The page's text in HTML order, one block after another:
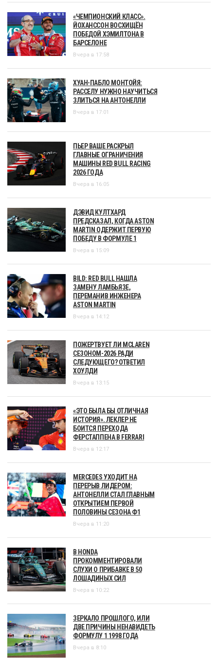
«ЧЕМПИОНСКИЙ КЛАСС».
ЙОХАНССОН ВОСХИЩЁН
ПОБЕДОЙ ХЭМИЛТОНА В
БАРСЕЛОНЕ
Вчера в 17:58
ХУАН-ПАБЛО МОНТОЙЯ:
РАССЕЛУ НУЖНО НАУЧИТЬСЯ
ЗЛИТЬСЯ НА АНТОНЕЛЛИ
Вчера в 17:01
ПЬЕР ВАШЕ РАСКРЫЛ
ГЛАВНЫЕ ОГРАНИЧЕНИЯ
МАШИНЫ RED BULL RACING
2026 ГОДА
Вчера в 16:05
ДЭВИД КУЛТХАРД
ПРЕДСКАЗАЛ, КОГДА ASTON
MARTIN ОДЕРЖИТ ПЕРВУЮ
ПОБЕДУ В ФОРМУЛЕ 1
Вчера в 15:09
BILD: RED BULL НАШЛА
ЗАМЕНУ ЛАМБЬЯЗЕ,
ПЕРЕМАНИВ ИНЖЕНЕРА
ASTON MARTIN
Вчера в 14:12
ПОЖЕРТВУЕТ ЛИ MCLAREN
СЕЗОНОМ-2026 РАДИ
СЛЕДУЮЩЕГО? ОТВЕТИЛ
ХОУЛДИ
Вчера в 13:15
«ЭТО БЫЛА БЫ ОТЛИЧНАЯ
ИСТОРИЯ». ЛЕКЛЕР НЕ
БОИТСЯ ПЕРЕХОДА
ФЕРСТАППЕНА В FERRARI
Вчера в 12:17
MERCEDES УХОДИТ НА
ПЕРЕРЫВ ЛИДЕРОМ:
АНТОНЕЛЛИ СТАЛ ГЛАВНЫМ
ОТКРЫТИЕМ ПЕРВОЙ
ПОЛОВИНЫ СЕЗОНА Ф1
Вчера в 11:20
В HONDA
ПРОКОММЕНТИРОВАЛИ
СЛУХИ О ПРИБАВКЕ В 50
ЛОШАДИНЫХ СИЛ
Вчера в 10:22
ЗЕРКАЛО ПРОШЛОГО, ИЛИ
ДВЕ ПРИЧИНЫ НЕНАВИДЕТЬ
ФОРМУЛУ 1 1998 ГОДА
Вчера в 8:10